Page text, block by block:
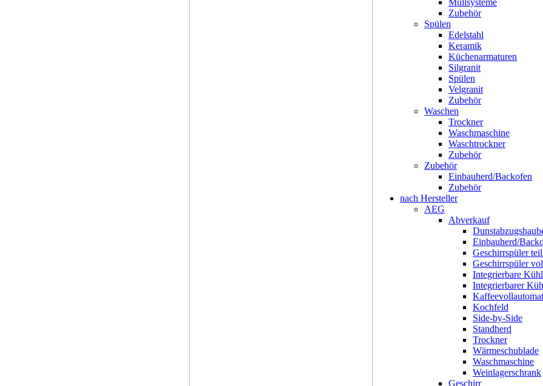
Müllsysteme
Zubehör
Spülen
Edelstahl
Keramik
Küchenarmaturen
Silgranit
Spülen
Velgranit
Zubehör
Waschen
Trockner
Waschmaschine
Waschtrockner
Zubehör
Zubehör
Einbauherd/Backofen
Zubehör
nach Hersteller
AEG
Abverkauf
Einbauherd/
Geschirrspüler
Geschirrspüler
Integrierbare
Integrierbarer
Kochfeld
Side-by-Side
Standherd
Trockner
Wärmeschublade
Waschmaschine
Weinlagerschrank
Geschirr